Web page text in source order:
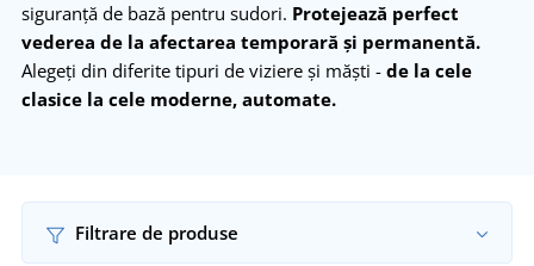
siguranță de bază pentru sudori. Protejează perfect
vederea de la afectarea temporară și permanentă.
Alegeți din diferite tipuri de viziere și măști - de la cele
clasice la cele moderne, automate.
Filtrare de produse